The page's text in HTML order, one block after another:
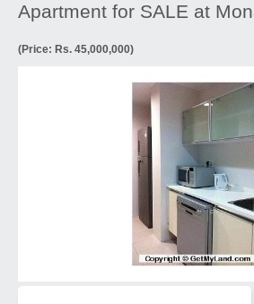
Apartment for SALE at
(Price: Rs. 45,000,000)